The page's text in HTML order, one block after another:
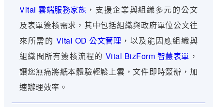
Vital 雲端服務家族 ，支援企業與組織多元的公文
及表單簽核需求，其中包括組織與政府單位公文往
來所需的 Vital OD 公文管理 ，以及能因應組織與
組織間所有簽核流程的 Vital BizForm 智慧表單 ，
讓您無痛將紙本體驗輕鬆上雲，文件即時簽辦，加
速辦理效率。